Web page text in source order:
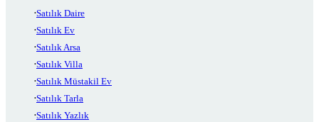
Satılık Daire
Satılık Ev
Satılık Arsa
Satılık Villa
Satılık Müstakil Ev
Satılık Tarla
Satılık Yazlık